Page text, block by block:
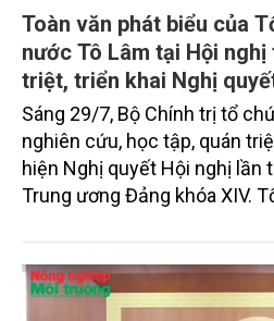
Toàn văn phát biểu của
nước Tô Lâm tại Hội
triệt, triển khai Nghị
ương 3, khóa XIV
Sáng 29/7, Bộ Chính trị tổ
nghiên cứu, học tập, quán
hiện Nghị quyết Hội nghị lần
Trung ương Đảng khóa XIV.
trọng. Tạp chí Nông nghiệp
giới thiệu toàn văn bài phát
Bí thư, Chủ tịch nước.